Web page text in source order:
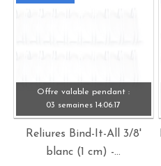
Offre valable pendant :
03 semaines 14:06:15
Reliures Bind-It-All 3/8'
blanc (1 cm) -...